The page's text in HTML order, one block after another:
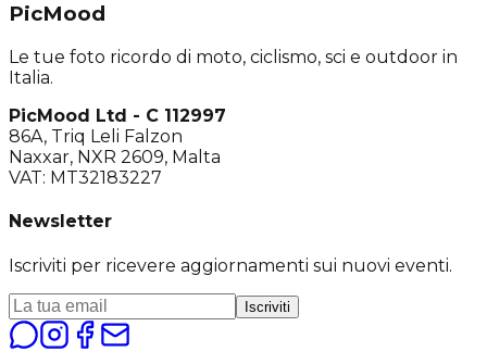
PicMood
Le tue foto ricordo di moto, ciclismo, sci e outdoor in
Italia.
PicMood Ltd - C 112997
86A, Triq Leli Falzon
Naxxar, NXR 2609, Malta
VAT: MT32183227
Newsletter
Iscriviti per ricevere aggiornamenti sui nuovi eventi.
Iscriviti